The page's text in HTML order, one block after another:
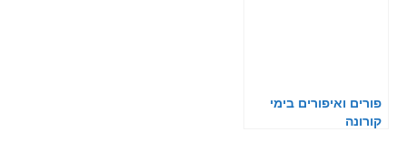
פורים ואיפורים בימי
קורונה